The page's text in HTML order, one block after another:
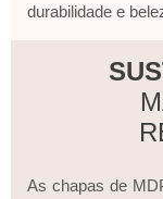
durabilidade e
As chapas de